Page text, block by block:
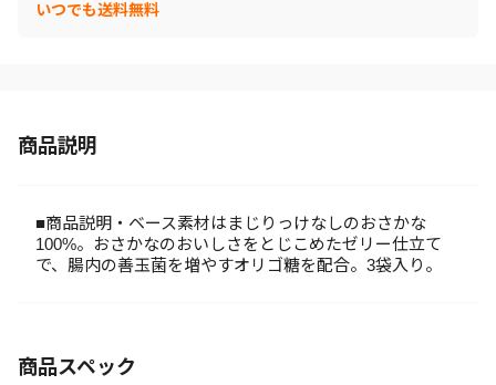
いつでも送料無料
商品説明
■商品説明・ベース素材はまじりっけなしのおさかな
100%。おさかなのおいしさをとじこめたゼリー仕立て
で、腸内の善玉菌を増やすオリゴ糖を配合。3袋入り。
商品スペック